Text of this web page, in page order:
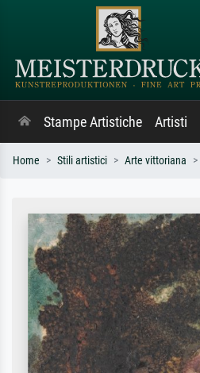
Stampe Artistiche Artisti
Home Stili artistici Arte vittoriana